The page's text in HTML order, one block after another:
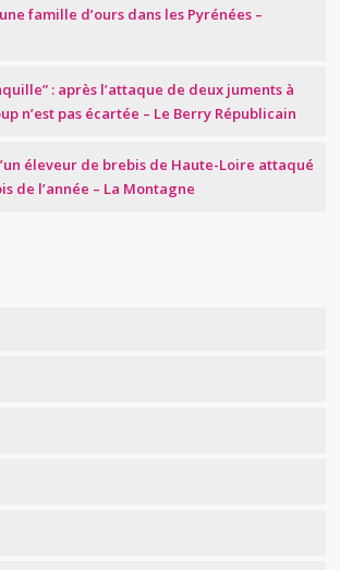
famille d’ours dans les Pyrénées –
: après l’attaque de deux juments à
n’est pas écartée – Le Berry Républicain
éleveur de brebis de Haute-Loire attaqué
de l’année – La Montagne